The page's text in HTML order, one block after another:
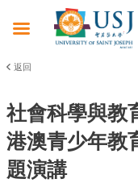
返回
社會科學與教
港澳青少年教
題演講